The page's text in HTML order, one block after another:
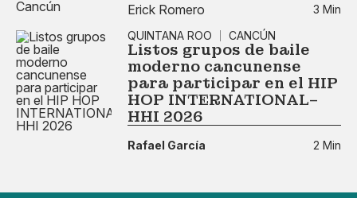
Erick Romero
3 Min
QUINTANA ROO
CANCÚN
Listos grupos de baile
moderno cancunense
para participar en el HIP
HOP INTERNATIONAL–
HHI 2026
Rafael García 2 Min